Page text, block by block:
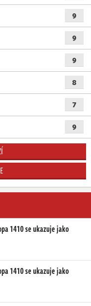
9
9
9
8
7
9
1410 se ukazuje jako
1410 se ukazuje jako